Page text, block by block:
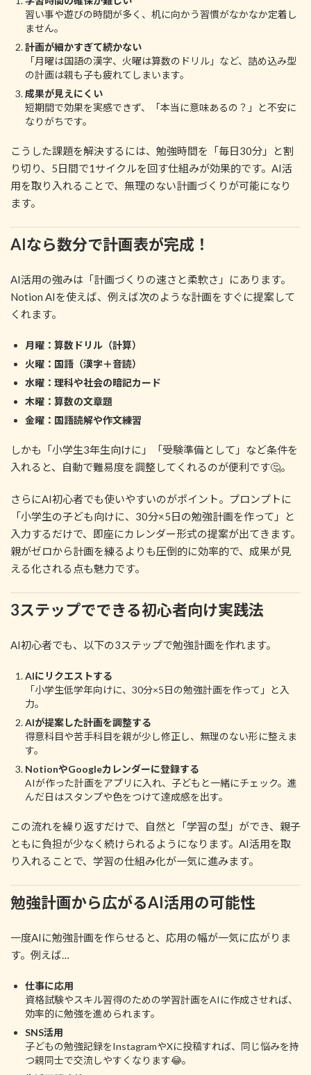
習い事や遊びの時間が多く、机に向かう習慣がなかなか定着し
ません。
計画が細かすぎて続かない
「月曜は国語の漢字、火曜は算数のドリル」など、詰め込み型
の計画は親も子も疲れてしまいます。
成果が見えにくい
短期間で効果を実感できず、「本当に意味あるの？」と不安に
なりがちです。
こうした課題を解決するには、勉強時間を「毎日30分」と割
り切り、5日間で1サイクルを回す仕組みが効果的です。AI活
用を取り入れることで、無理のない計画づくりが可能になり
ます。
AIなら数分で計画表が完成！
AI活用の強みは「計画づくりの速さと柔軟さ」にあります。
Notion AIを使えば、例えば次のような計画をすぐに提案して
くれます。
月曜：算数ドリル（計算）
火曜：国語（漢字＋音読）
水曜：理科や社会の暗記カード
木曜：算数の文章題
金曜：国語読解や作文練習
しかも「小学生3年生向けに」「受験準備として」など条件を
入れると、自動で難易度を調整してくれるのが便利です🤔。
さらにAI初心者でも使いやすいのがポイント。プロンプトに
「小学生の子ども向けに、30分×5日の勉強計画を作って」と
入力するだけで、即座にカレンダー形式の提案が出てきます。
親がゼロから計画を練るよりも圧倒的に効率的で、成果が見
える化される点も魅力です。
3ステップでできる初心者向け実践法
AI初心者でも、以下の3ステップで勉強計画を作れます。
AIにリクエストする
「小学生低学年向けに、30分×5日の勉強計画を作って」と入
力。
AIが提案した計画を調整する
得意科目や苦手科目を親が少し修正し、無理のない形に整えま
す。
NotionやGoogleカレンダーに登録する
AIが作った計画をアプリに入れ、子どもと一緒にチェック。進
んだ日はスタンプや色をつけて達成感を出す。
この流れを繰り返すだけで、自然と「学習の型」ができ、親子
ともに負担が少なく続けられるようになります。AI活用を取
り入れることで、学習の仕組み化が一気に進みます。
勉強計画から広がるAI活用の可能性
一度AIに勉強計画を作らせると、応用の幅が一気に広がりま
す。例えば…
仕事に応用
資格試験やスキル習得のための学習計画をAIに作成させれば、
効率的に勉強を進められます。
SNS活用
子どもの勉強記録をInstagramやXに投稿すれば、同じ悩みを持
つ親同士で交流しやすくなります😂。